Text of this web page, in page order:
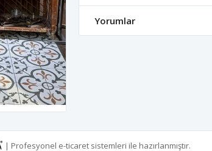
Yorumlar
| Profesyonel e-ticaret sistemleri ile hazırlanmıştır.